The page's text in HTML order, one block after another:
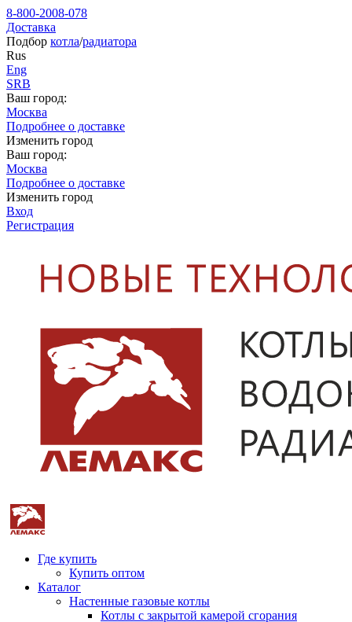
8-800-2008-078
Доставка
Подбор котла/радиатора
Rus
Eng
SRB
Ваш город:
Москва
Подробнее о доставке
Изменить город
Ваш город:
Москва
Подробнее о доставке
Изменить город
Вход
Регистрация
Где купить
Купить оптом
Каталог
Настенные газовые котлы
Котлы с закрытой камерой сгорания